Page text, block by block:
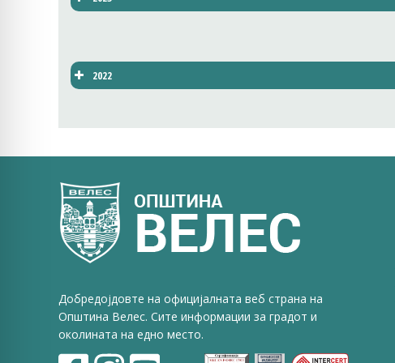
2022
Добредојдовте на официјалната веб страна на
Општина Велес. Сите информации за градот и
околината на едно место.